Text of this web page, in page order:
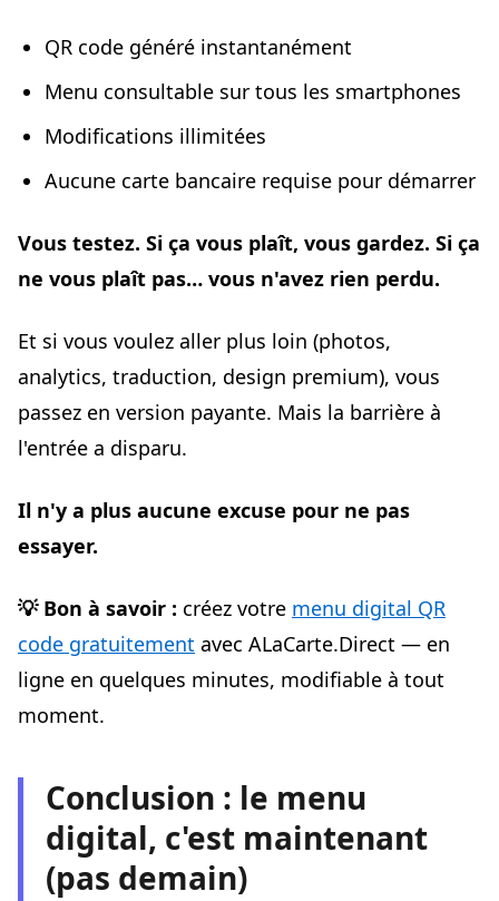
QR code généré instantanément
Menu consultable sur tous les smartphones
Modifications illimitées
Aucune carte bancaire requise pour démarrer
Vous testez. Si ça vous plaît, vous gardez. Si ça
ne vous plaît pas… vous n'avez rien perdu.
Et si vous voulez aller plus loin (photos,
analytics, traduction, design premium), vous
passez en version payante. Mais la barrière à
l'entrée a disparu.
Il n'y a plus aucune excuse pour ne pas
essayer.
💡 Bon à savoir : créez votre menu digital QR
code gratuitement avec ALaCarte.Direct — en
ligne en quelques minutes, modifiable à tout
moment.
Conclusion : le menu
digital, c'est maintenant
(pas demain)